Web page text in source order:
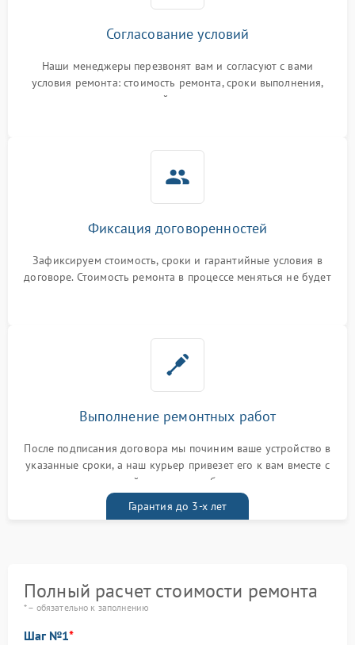
Согласование условий
Наши менеджеры перезвонят вам и согласуют с вами
условия ремонта: стоимость ремонта, сроки выполнения,
гарантийные условия
Фиксация договоренностей
Зафиксируем стоимость, сроки и гарантийные условия в
договоре. Стоимость ремонта в процессе меняться не будет
Выполнение ремонтных работ
После подписания договора мы починим ваше устройство в
указанные сроки, а наш курьер привезет его к вам вместе с
гарантийным талоном бесплатно
Гарантия до 3-х лет
Полный расчет стоимости ремонта
* – обязательно к заполнению
Шаг №1